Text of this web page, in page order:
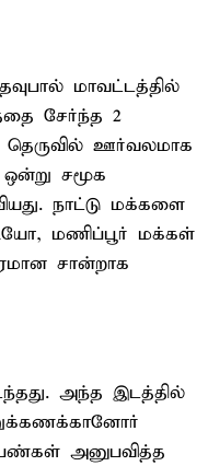
மாவட்டத்தில்
சேர்ந்த 2
ஊர்வலமாக
சமூக
நாட்டு மக்களை
மணிப்பூர் மக்கள்
சான்றாக
அந்த இடத்தில்
அனுபவித்த